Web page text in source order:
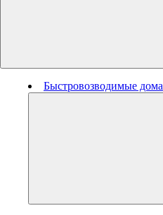
Быстровозводимые дома